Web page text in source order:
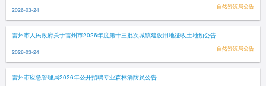
2026-03-24 自然资源局公告
雷州市人民政府关于雷州市2026年度第十三批次城镇建设用地征收土地预公告
2026-03-24 自然资源局公告
雷州市应急管理局2026年公开招聘专业森林消防员公告